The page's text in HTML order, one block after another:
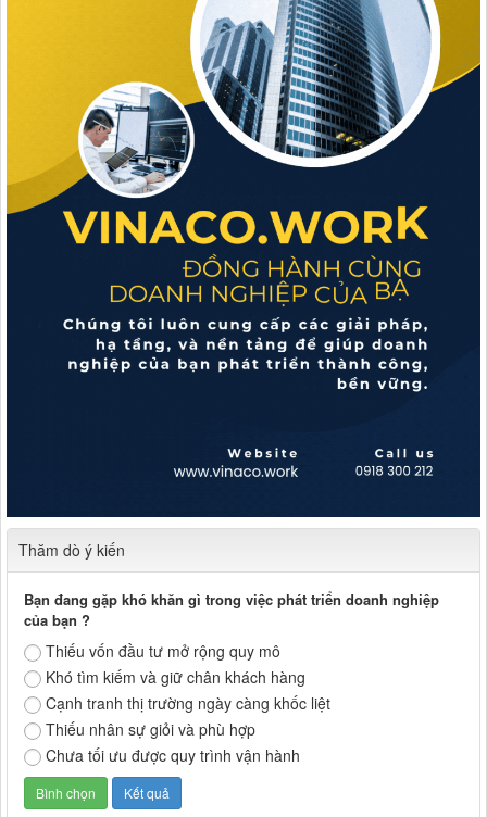
Thăm dò ý kiến
Bạn đang gặp khó khăn gì trong việc phát triển doanh nghiệp
của bạn ?
Thiếu vốn đầu tư mở rộng quy mô
Khó tìm kiếm và giữ chân khách hàng
Cạnh tranh thị trường ngày càng khốc liệt
Thiếu nhân sự giỏi và phù hợp
Chưa tối ưu được quy trình vận hành